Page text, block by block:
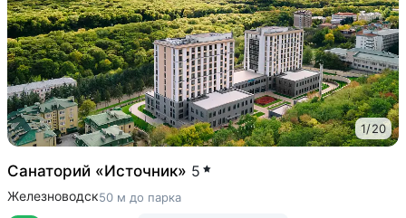
1/20
Санаторий «Источник» 5
Железноводск50 м до парка